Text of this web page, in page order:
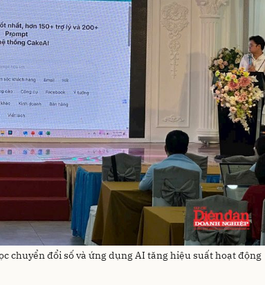
chuyển đổi số và ứng dụng AI tăng hiệu suất hoạt động